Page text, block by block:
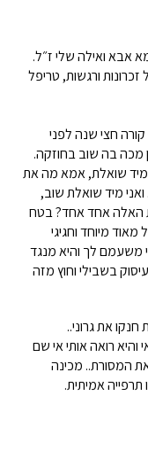
אבא ואילה שלי ז״ל.
זכרונות ורגשות, טריפל
קורה חצי שנה לפני
מכה בה שוב בחוזקה.
מיד שואלת, אמא מה את
מיד שואלת שוב,
האלה אחד אחד? בטח
מיוחד וחגיגי
משעמם לך והיא מנגד
בשבילי וחוץ מזה
את גרוני..
רואה אותי אי שם
המסורת.. מכינה
אמיתית.